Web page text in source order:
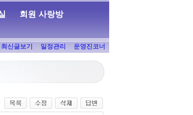
회원 사랑방
최신글보기 일정관리 운영진코너